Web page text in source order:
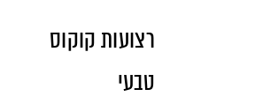
רצועות קוקוס
טבעי